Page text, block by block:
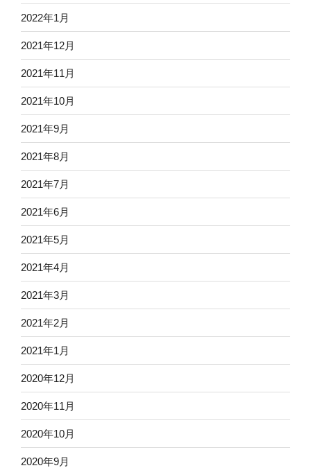
2022年1月
2021年12月
2021年11月
2021年10月
2021年9月
2021年8月
2021年7月
2021年6月
2021年5月
2021年4月
2021年3月
2021年2月
2021年1月
2020年12月
2020年11月
2020年10月
2020年9月